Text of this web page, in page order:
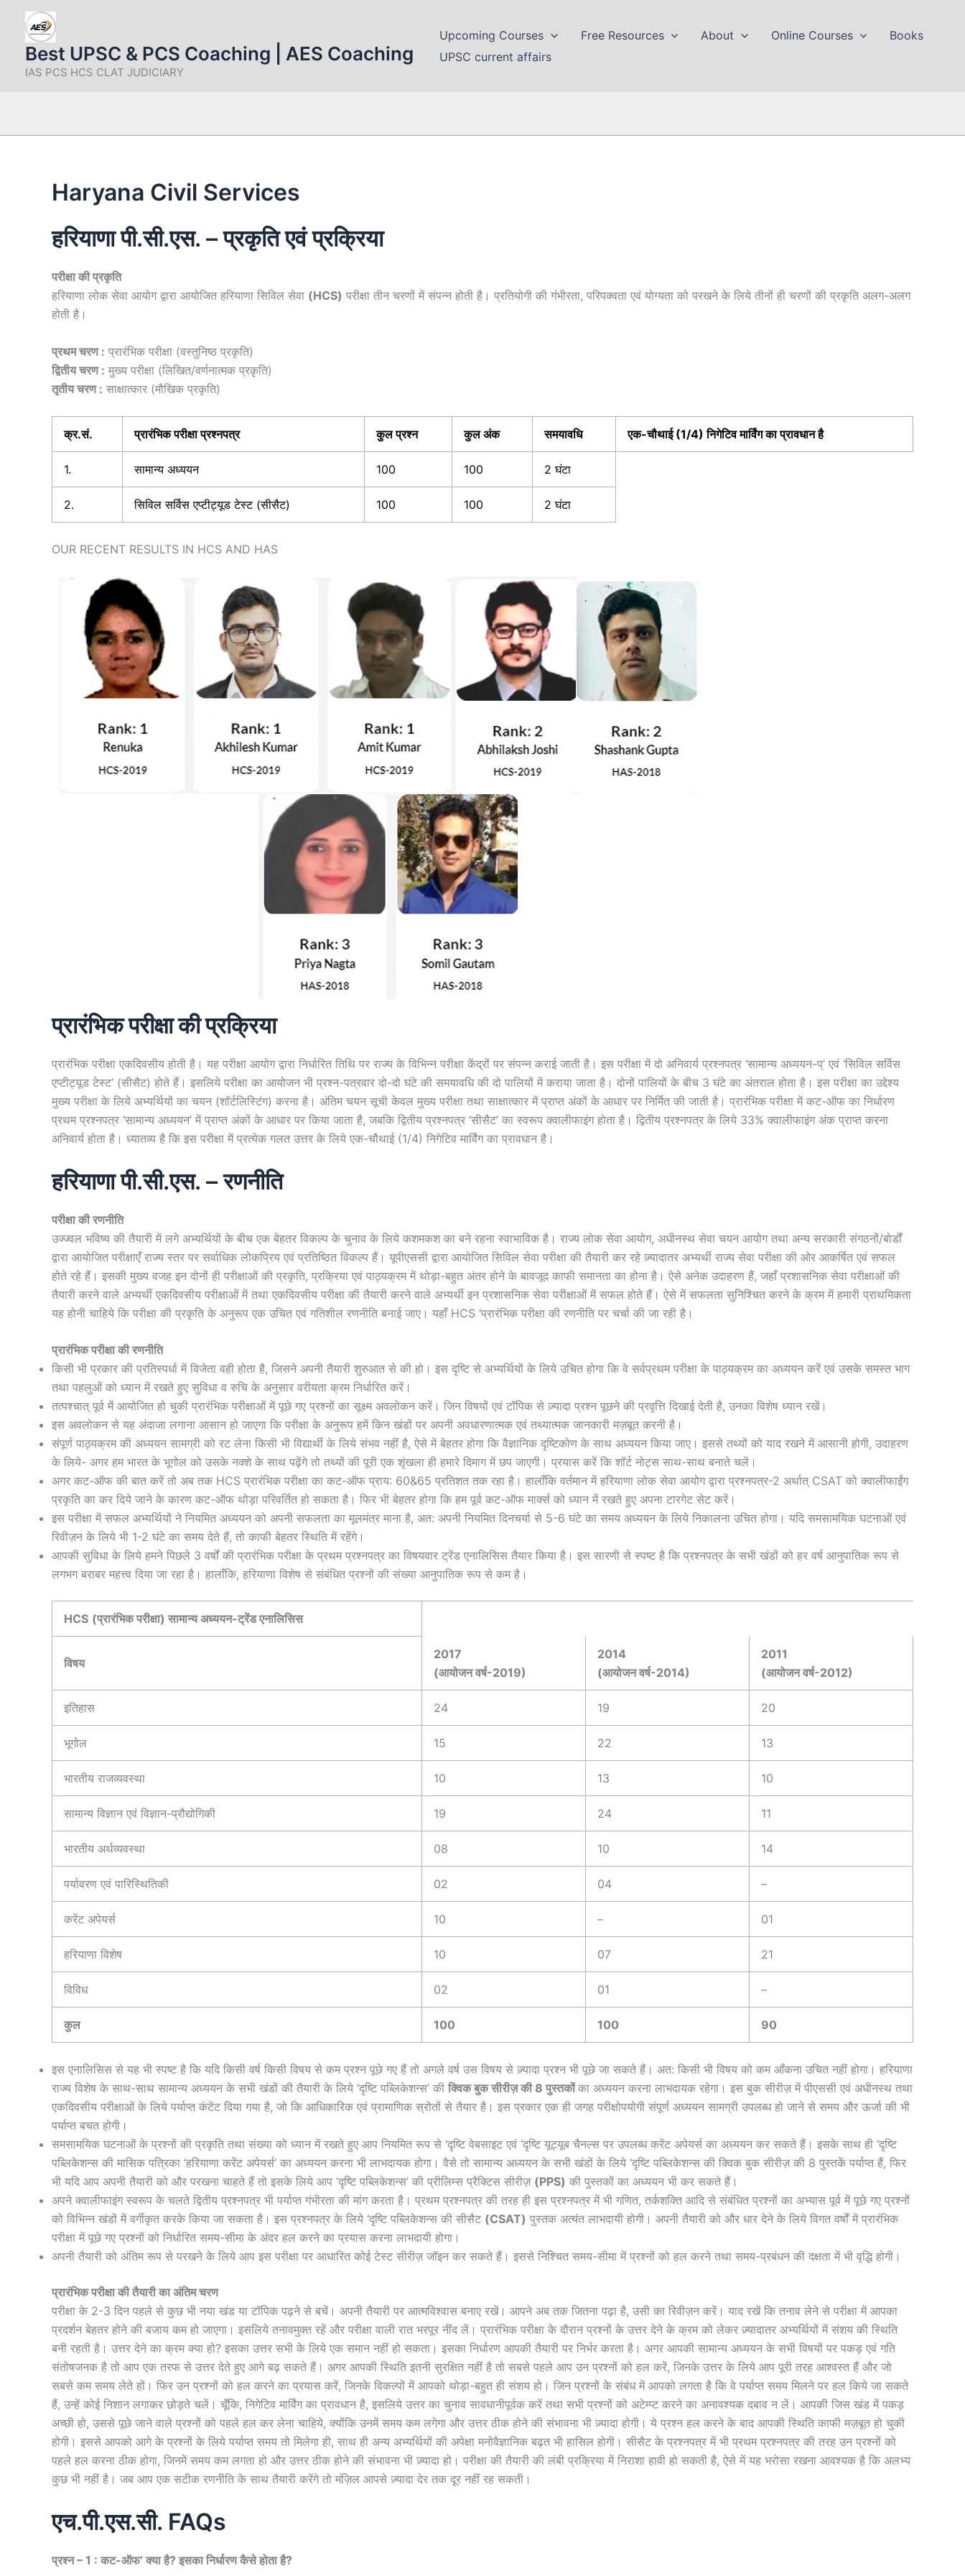
contentBest UPSC & PCS Coaching | AES Coaching
IAS PCS HCS CLAT JUDICIARY
Upcoming Courses Free Resources About Online Courses
Books
UPSC current affairs
Haryana Civil Services
हरियाणा पी.सी.एस. – प्रकृति एवं प्रक्रिया
परीक्षा की प्रकृति
हरियाणा लोक सेवा आयोग द्वारा आयोजित हरियाणा सिविल सेवा (HCS) परीक्षा तीन चरणों में संपन्न होती है। प्रतियोगी की गंभीरता, परिपक्वता एवं योग्यता को परखने के लिये तीनों ही चरणों की प्रकृति अलग-अलग
होती है।
प्रथम चरण : प्रारंभिक परीक्षा (वस्तुनिष्ठ प्रकृति)
द्वितीय चरण : मुख्य परीक्षा (लिखित/वर्णनात्मक प्रकृति)
तृतीय चरण : साक्षात्कार (मौखिक प्रकृति)
क्र.सं. प्रारंभिक परीक्षा प्रश्नपत्र कुल प्रश्न कुल अंक समयावधि एक-चौथाई(1/4)निगेटिव मार्विंग का प्रावधान है
1. सामान्य अध्ययन 100 100 2 घंटा
2. सिविल सर्विस एप्टीट्यूड टेस्ट (सीसैट) 100 100 2 घंटा
OUR RECENT RESULTS IN HCS AND HAS
प्रारंभिक परीक्षा की प्रक्रिया
प्रारंभिक परीक्षा एकदिवसीय होती है। यह परीक्षा आयोग द्वारा निर्धारित तिथि पर राज्य के विभिन्न परीक्षा केंद्रों पर संपन्न कराई जाती है। इस परीक्षा में दो अनिवार्य प्रश्नपत्र ‘सामान्य अध्ययन-प्’ एवं ‘सिविल सर्विस
एप्टीट्यूड टेस्ट’ (सीसैट) होते हैं। इसलिये परीक्षा का आयोजन भी प्रश्न-पत्रवार दो-दो घंटे की समयावधि की दो पालियों में कराया जाता है। दोनों पालियों के बीच 3 घंटे का अंतराल होता है। इस परीक्षा का उद्देश्य
मुख्य परीक्षा के लिये अभ्यर्थियों का चयन (शॉर्टलिस्टिंग) करना है। अंतिम चयन सूची केवल मुख्य परीक्षा तथा साक्षात्कार में प्राप्त अंकों के आधार पर निर्मित की जाती है। प्रारंभिक परीक्षा में कट-ऑफ का निर्धारण
प्रथम प्रश्नपत्र ‘सामान्य अध्ययन’ में प्राप्त अंकों के आधार पर किया जाता है, जबकि द्वितीय प्रश्नपत्र ‘सीसैट’ का स्वरूप क्वालीफाइंग होता है। द्वितीय प्रश्नपत्र के लिये 33% क्वालीफाइंग अंक प्राप्त करना
अनिवार्य होता है। ध्यातव्य है कि इस परीक्षा में प्रत्येक गलत उत्तर के लिये एक-चौथाई (1/4) निगेटिव मार्विंग का प्रावधान है।
हरियाणा पी.सी.एस. – रणनीति
परीक्षा की रणनीति
उज्ज्वल भविष्य की तैयारी में लगे अभ्यर्थियों के बीच एक बेहतर विकल्प के चुनाव के लिये कशमकश का बने रहना स्वाभाविक है। राज्य लोक सेवा आयोग, अधीनस्थ सेवा चयन आयोग तथा अन्य सरकारी संगठनों/बोर्डों
द्वारा आयोजित परीक्षाएँ राज्य स्तर पर सर्वाधिक लोकप्रिय एवं प्रतिष्ठित विकल्प हैं। यूपीएससी द्वारा आयोजित सिविल सेवा परीक्षा की तैयारी कर रहे ज़्यादातर अभ्यर्थी राज्य सेवा परीक्षा की ओर आकर्षित एवं सफल
होते रहे हैं। इसकी मुख्य वजह इन दोनों ही परीक्षाओं की प्रकृति, प्रक्रिया एवं पाठ्यक्रम में थोड़ा-बहुत अंतर होने के बावजूद काफी समानता का होना है। ऐसे अनेक उदाहरण हैं, जहाँ प्रशासनिक सेवा परीक्षाओं की
तैयारी करने वाले अभ्यर्थी एकदिवसीय परीक्षाओं में तथा एकदिवसीय परीक्षा की तैयारी करने वाले अभ्यर्थी इन प्रशासनिक सेवा परीक्षाओं में सफल होते हैं। ऐसे में सफलता सुनिश्चित करने के क्रम में हमारी प्राथमिकता
यह होनी चाहिये कि परीक्षा की प्रकृति के अनुरूप एक उचित एवं गतिशील रणनीति बनाई जाए। यहाँ HCS ‘प्रारंभिक परीक्षा की रणनीति पर चर्चा की जा रही है।
प्रारंभिक परीक्षा की रणनीति
किसी भी प्रकार की प्रतिस्पर्धा में विजेता वही होता है, जिसने अपनी तैयारी शुरुआत से की हो। इस दृष्टि से अभ्यर्थियों के लिये उचित होगा कि वे सर्वप्रथम परीक्षा के पाठ्यक्रम का अध्ययन करें एवं उसके समस्त भाग
तथा पहलुओं को ध्यान में रखते हुए सुविधा व रुचि के अनुसार वरीयता क्रम निर्धारित करें।
तत्पश्चात् पूर्व में आयोजित हो चुकी प्रारंभिक परीक्षाओं में पूछे गए प्रश्नों का सूक्ष्म अवलोकन करें। जिन विषयों एवं टॉपिक से ज़्यादा प्रश्न पूछने की प्रवृत्ति दिखाई देती है, उनका विशेष ध्यान रखें।
इस अवलोकन से यह अंदाजा लगाना आसान हो जाएगा कि परीक्षा के अनुरूप हमें किन खंडों पर अपनी अवधारणात्मक एवं तथ्यात्मक जानकारी मज़बूत करनी है।
संपूर्ण पाठ्यक्रम की अध्ययन सामग्री को रट लेना किसी भी विद्यार्थी के लिये संभव नहीं है, ऐसे में बेहतर होगा कि वैज्ञानिक दृष्टिकोण के साथ अध्ययन किया जाए। इससे तथ्यों को याद रखने में आसानी होगी, उदाहरण
के लिये- अगर हम भारत के भूगोल को उसके नक्शे के साथ पढ़ेंगे तो तथ्यों की पूरी एक शृंखला ही हमारे दिमाग में छप जाएगी। प्रयास करें कि शॉर्ट नोट्स साथ-साथ बनाते चलें।
अगर कट-ऑफ की बात करें तो अब तक HCS प्रारंभिक परीक्षा का कट-ऑफ प्राय: 60&65 प्रतिशत तक रहा है। हालाँकि वर्तमान में हरियाणा लोक सेवा आयोग द्वारा प्रश्नपत्र-2 अर्थात् CSAT को क्वालीफाईंग
प्रकृति का कर दिये जाने के कारण कट-ऑफ थोड़ा परिवर्तित हो सकता है। फिर भी बेहतर होगा कि हम पूर्व कट-ऑफ मार्क्स को ध्यान में रखते हुए अपना टारगेट सेट करें।
इस परीक्षा में सफल अभ्यर्थियों ने नियमित अध्ययन को अपनी सफलता का मूलमंत्र माना है, अत: अपनी नियमित दिनचर्या से 5-6 घंटे का समय अध्ययन के लिये निकालना उचित होगा। यदि समसामयिक घटनाओं एवं
रिवीज़न के लिये भी 1-2 घंटे का समय देते हैं, तो काफी बेहतर स्थिति में रहेंगे।
आपकी सुविधा के लिये हमने पिछले 3 वर्षों की प्रारंभिक परीक्षा के प्रथम प्रश्नपत्र का विषयवार ट्रेंड एनालिसिस तैयार किया है। इस सारणी से स्पष्ट है कि प्रश्नपत्र के सभी खंडों को हर वर्ष आनुपातिक रूप से
लगभग बराबर महत्त्व दिया जा रहा है। हालाँकि, हरियाणा विशेष से संबंधित प्रश्नों की संख्या आनुपातिक रूप से कम है।
HCS (प्रारंभिक परीक्षा) सामान्य अध्ययन-ट्रेंड एनालिसिस
विषय
2017
(आयोजन वर्ष-2019)
2014
(आयोजन वर्ष-2014)
2011
(आयोजन वर्ष-2012)
इतिहास 24 19 20
भूगोल 15 22 13
भारतीय राजव्यवस्था 10 13 10
सामान्य विज्ञान एवं विज्ञान-प्रौद्योगिकी 19 24 11
भारतीय अर्थव्यवस्था 08 10 14
पर्यावरण एवं पारिस्थितिकी 02 04 –
करेंट अपेयर्स 10 – 01
हरियाणा विशेष 10 07 21
विविध 02 01 –
कुल 100 100 90
इस एनालिसिस से यह भी स्पष्ट है कि यदि किसी वर्ष किसी विषय से कम प्रश्न पूछे गए हैं तो अगले वर्ष उस विषय से ज़्यादा प्रश्न भी पूछे जा सकते हैं। अत: किसी भी विषय को कम आँकना उचित नहीं होगा। हरियाणा
राज्य विशेष के साथ-साथ सामान्य अध्ययन के सभी खंडों की तैयारी के लिये ‘दृष्टि पब्लिकेशन्स’ की क्विक बुक सीरीज़ की 8 पुस्तकोंका अध्ययन करना लाभदायक रहेगा। इस बुक सीरीज़ में पीएससी एवं अधीनस्थ तथा
एकदिवसीय परीक्षाओं के लिये पर्याप्त कंटेंट दिया गया है, जो कि आधिकारिक एवं प्रामाणिक स्रोतों से तैयार है। इस प्रकार एक ही जगह परीक्षोपयोगी संपूर्ण अध्ययन सामग्री उपलब्ध हो जाने से समय और ऊर्जा की भी
पर्याप्त बचत होगी।
समसामयिक घटनाओं के प्रश्नों की प्रकृति तथा संख्या को ध्यान में रखते हुए आप नियमित रूप से ‘दृष्टि वेबसाइट एवं ‘दृष्टि यूट्यूब चैनल्स पर उपलब्ध करेंट अपेयर्स का अध्ययन कर सकते हैं। इसके साथ ही ‘दृष्टि
पब्लिकेशन्स की मासिक पत्रिका ‘हरियाणा करेंट अपेयर्स’ का अध्ययन करना भी लाभदायक होगा। वैसे तो सामान्य अध्ययन के सभी खंडों के लिये ‘दृष्टि पब्लिकेशन्स की क्विक बुक सीरीज़ की 8 पुस्तकें पर्याप्त हैं, फिर
भी यदि आप अपनी तैयारी को और परखना चाहते हैं तो इसके लिये आप ‘दृष्टि पब्लिकेशन्स’ की प्रीलिम्स प्रैक्टिस सीरीज़ (PPS) की पुस्तकों का अध्ययन भी कर सकते हैं।
अपने क्वालीफाइंग स्वरूप के चलते द्वितीय प्रश्नपत्र भी पर्याप्त गंभीरता की मांग करता है। प्रथम प्रश्नपत्र की तरह ही इस प्रश्नपत्र में भी गणित, तर्कशक्ति आदि से संबंधित प्रश्नों का अभ्यास पूर्व में पूछे गए प्रश्नों
को विभिन्न खंडों में वर्गीकृत करके किया जा सकता है। इस प्रश्नपत्र के लिये ‘दृष्टि पब्लिकेशन्स की सीसैट (CSAT) पुस्तक अत्यंत लाभदायी होगी। अपनी तैयारी को और धार देने के लिये विगत वर्षों में प्रारंभिक
परीक्षा में पूछे गए प्रश्नों को निर्धारित समय-सीमा के अंदर हल करने का प्रयास करना लाभदायी होगा।
अपनी तैयारी को अंतिम रूप से परखने के लिये आप इस परीक्षा पर आधारित कोई टेस्ट सीरीज़ जॉइन कर सकते हैं। इससे निश्चित समय-सीमा में प्रश्नों को हल करने तथा समय-प्रबंधन की दक्षता में भी वृद्धि होगी।
प्रारंभिक परीक्षा की तैयारी का अंतिम चरण
परीक्षा के 2-3 दिन पहले से कुछ भी नया खंड या टॉपिक पढ़ने से बचें। अपनी तैयारी पर आत्मविश्वास बनाए रखें। आपने अब तक जितना पढ़ा है, उसी का रिवीज़न करें। याद रखें कि तनाव लेने से परीक्षा में आपका
प्रदर्शन बेहतर होने की बजाय कम हो जाएगा। इसलिये तनावमुक्त रहें और परीक्षा वाली रात भरपूर नींद लें। प्रारंभिक परीक्षा के दौरान प्रश्नों के उत्तर देने के क्रम को लेकर ज़्यादातर अभ्यर्थियों में संशय की स्थिति
बनी रहती है। उत्तर देने का क्रम क्या हो? इसका उत्तर सभी के लिये एक समान नहीं हो सकता। इसका निर्धारण आपकी तैयारी पर निर्भर करता है। अगर आपकी सामान्य अध्ययन के सभी विषयों पर पकड़ एवं गति
संतोषजनक है तो आप एक तरफ से उत्तर देते हुए आगे बढ़ सकते हैं। अगर आपकी स्थिति इतनी सुरक्षित नहीं है तो सबसे पहले आप उन प्रश्नों को हल करें, जिनके उत्तर के लिये आप पूरी तरह आश्वस्त हैं और जो
सबसे कम समय लेते हों। फिर उन प्रश्नों को हल करने का प्रयास करें, जिनके विकल्पों में आपको थोड़ा-बहुत ही संशय हो। जिन प्रश्नों के संबंध में आपको लगता है कि वे पर्याप्त समय मिलने पर हल किये जा सकते
हैं, उन्हें कोई निशान लगाकर छोड़ते चलें। चूँकि, निगेटिव मार्विंग का प्रावधान है, इसलिये उत्तर का चुनाव सावधानीपूर्वक करें तथा सभी प्रश्नों को अटेम्प्ट करने का अनावश्यक दबाव न लें। आपकी जिस खंड में पकड़
अच्छी हो, उससे पूछे जाने वाले प्रश्नों को पहले हल कर लेना चाहिये, क्योंकि उनमें समय कम लगेगा और उत्तर ठीक होने की संभावना भी ज़्यादा होगी। ये प्रश्न हल करने के बाद आपकी स्थिति काफी मज़बूत हो चुकी
होगी। इससे आपको आगे के प्रश्नों के लिये पर्याप्त समय तो मिलेगा ही, साथ ही अन्य अभ्यर्थियों की अपेक्षा मनोवैज्ञानिक बढ़त भी हासिल होगी। सीसैट के प्रश्नपत्र में भी प्रथम प्रश्नपत्र की तरह उन प्रश्नों को
पहले हल करना ठीक होगा, जिनमें समय कम लगता हो और उत्तर ठीक होने की संभावना भी ज़्यादा हो। परीक्षा की तैयारी की लंबी प्रक्रिया में निराशा हावी हो सकती है, ऐसे में यह भरोसा रखना आवश्यक है कि अलभ्य
कुछ भी नहीं है। जब आप एक सटीक रणनीति के साथ तैयारी करेंगे तो मंज़िल आपसे ज़्यादा देर तक दूर नहीं रह सकती।
एच.पी.एस.सी. FAQs
प्रश्न – 1 : कट-ऑफ’ क्या है? इसका निर्धारण कैसे होता है?